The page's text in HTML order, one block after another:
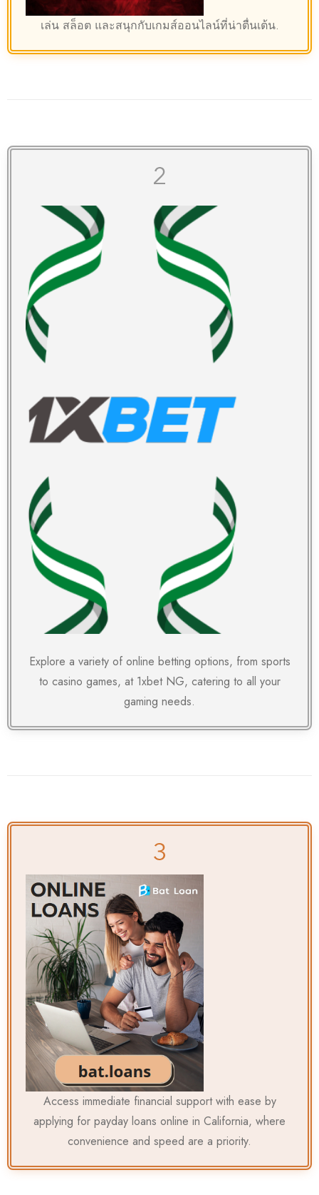
เล่น สล็อตและสนุกกับเกมส์ออนไลน์ที่น่าตื่นเต้น.
Explore a variety of online betting options, from sports
to casino games, at 1xbet NG, catering to all your
gaming needs.
Access immediate financial support with ease by
applying for payday loans online in California, where
convenience and speed are a priority.